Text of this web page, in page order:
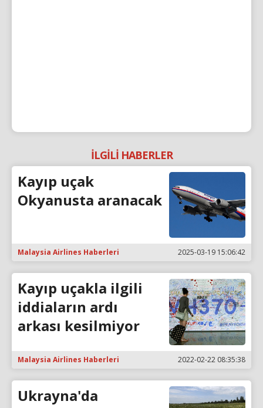
İLGİLİ HABERLER
Kayıp uçak
Okyanusta aranacak
Malaysia Airlines Haberleri 2025-03-19 15:06:42
Kayıp uçakla ilgili
iddiaların ardı
arkası kesilmiyor
Malaysia Airlines Haberleri 2022-02-22 08:35:38
Ukrayna'da